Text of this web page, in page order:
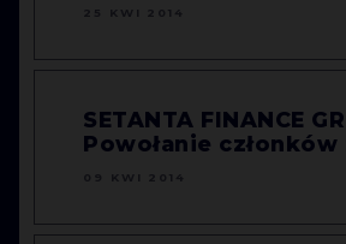
SETANTA FINANCE
Powołanie członków